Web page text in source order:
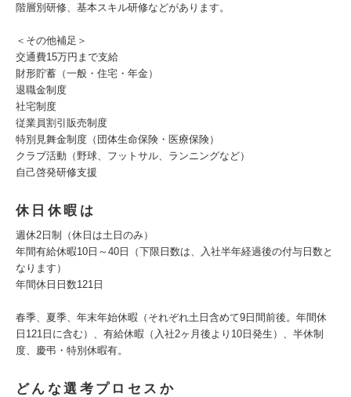
階層別研修、基本スキル研修などがあります。
＜その他補足＞
交通費15万円まで支給
財形貯蓄（一般・住宅・年金）
退職金制度
社宅制度
従業員割引販売制度
特別見舞金制度（団体生命保険・医療保険）
クラブ活動（野球、フットサル、ランニングなど）
自己啓発研修支援
休日休暇は
週休2日制（休日は土日のみ）
年間有給休暇10日～40日（下限日数は、入社半年経過後の付与日数と
なります）
年間休日日数121日
春季、夏季、年末年始休暇（それぞれ土日含めて9日間前後。年間休
日121日に含む）、有給休暇（入社2ヶ月後より10日発生）、半休制
度、慶弔・特別休暇有。
どんな選考プロセスか